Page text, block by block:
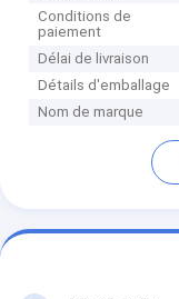
Conditions de
paiement
Délai de livraison
Détails d'emballage
Nom de marque